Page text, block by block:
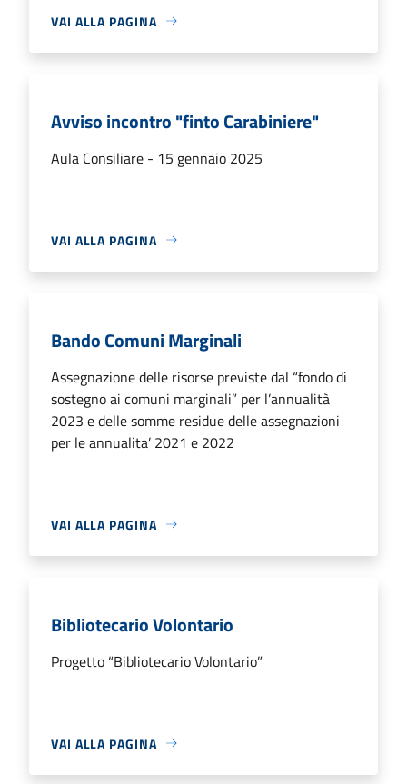
VAI ALLA PAGINA
Avviso incontro "finto Carabiniere"
Aula Consiliare - 15 gennaio 2025
VAI ALLA PAGINA
Bando Comuni Marginali
Assegnazione delle risorse previste dal “fondo di
sostegno ai comuni marginali” per l’annualità
2023 e delle somme residue delle assegnazioni
per le annualita’ 2021 e 2022
VAI ALLA PAGINA
Bibliotecario Volontario
Progetto “Bibliotecario Volontario”
VAI ALLA PAGINA